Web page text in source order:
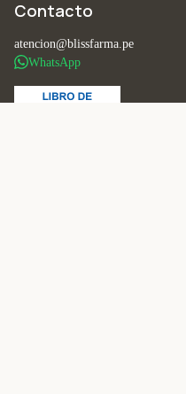
Contacto
atencion@blissfarma.pe
WhatsApp